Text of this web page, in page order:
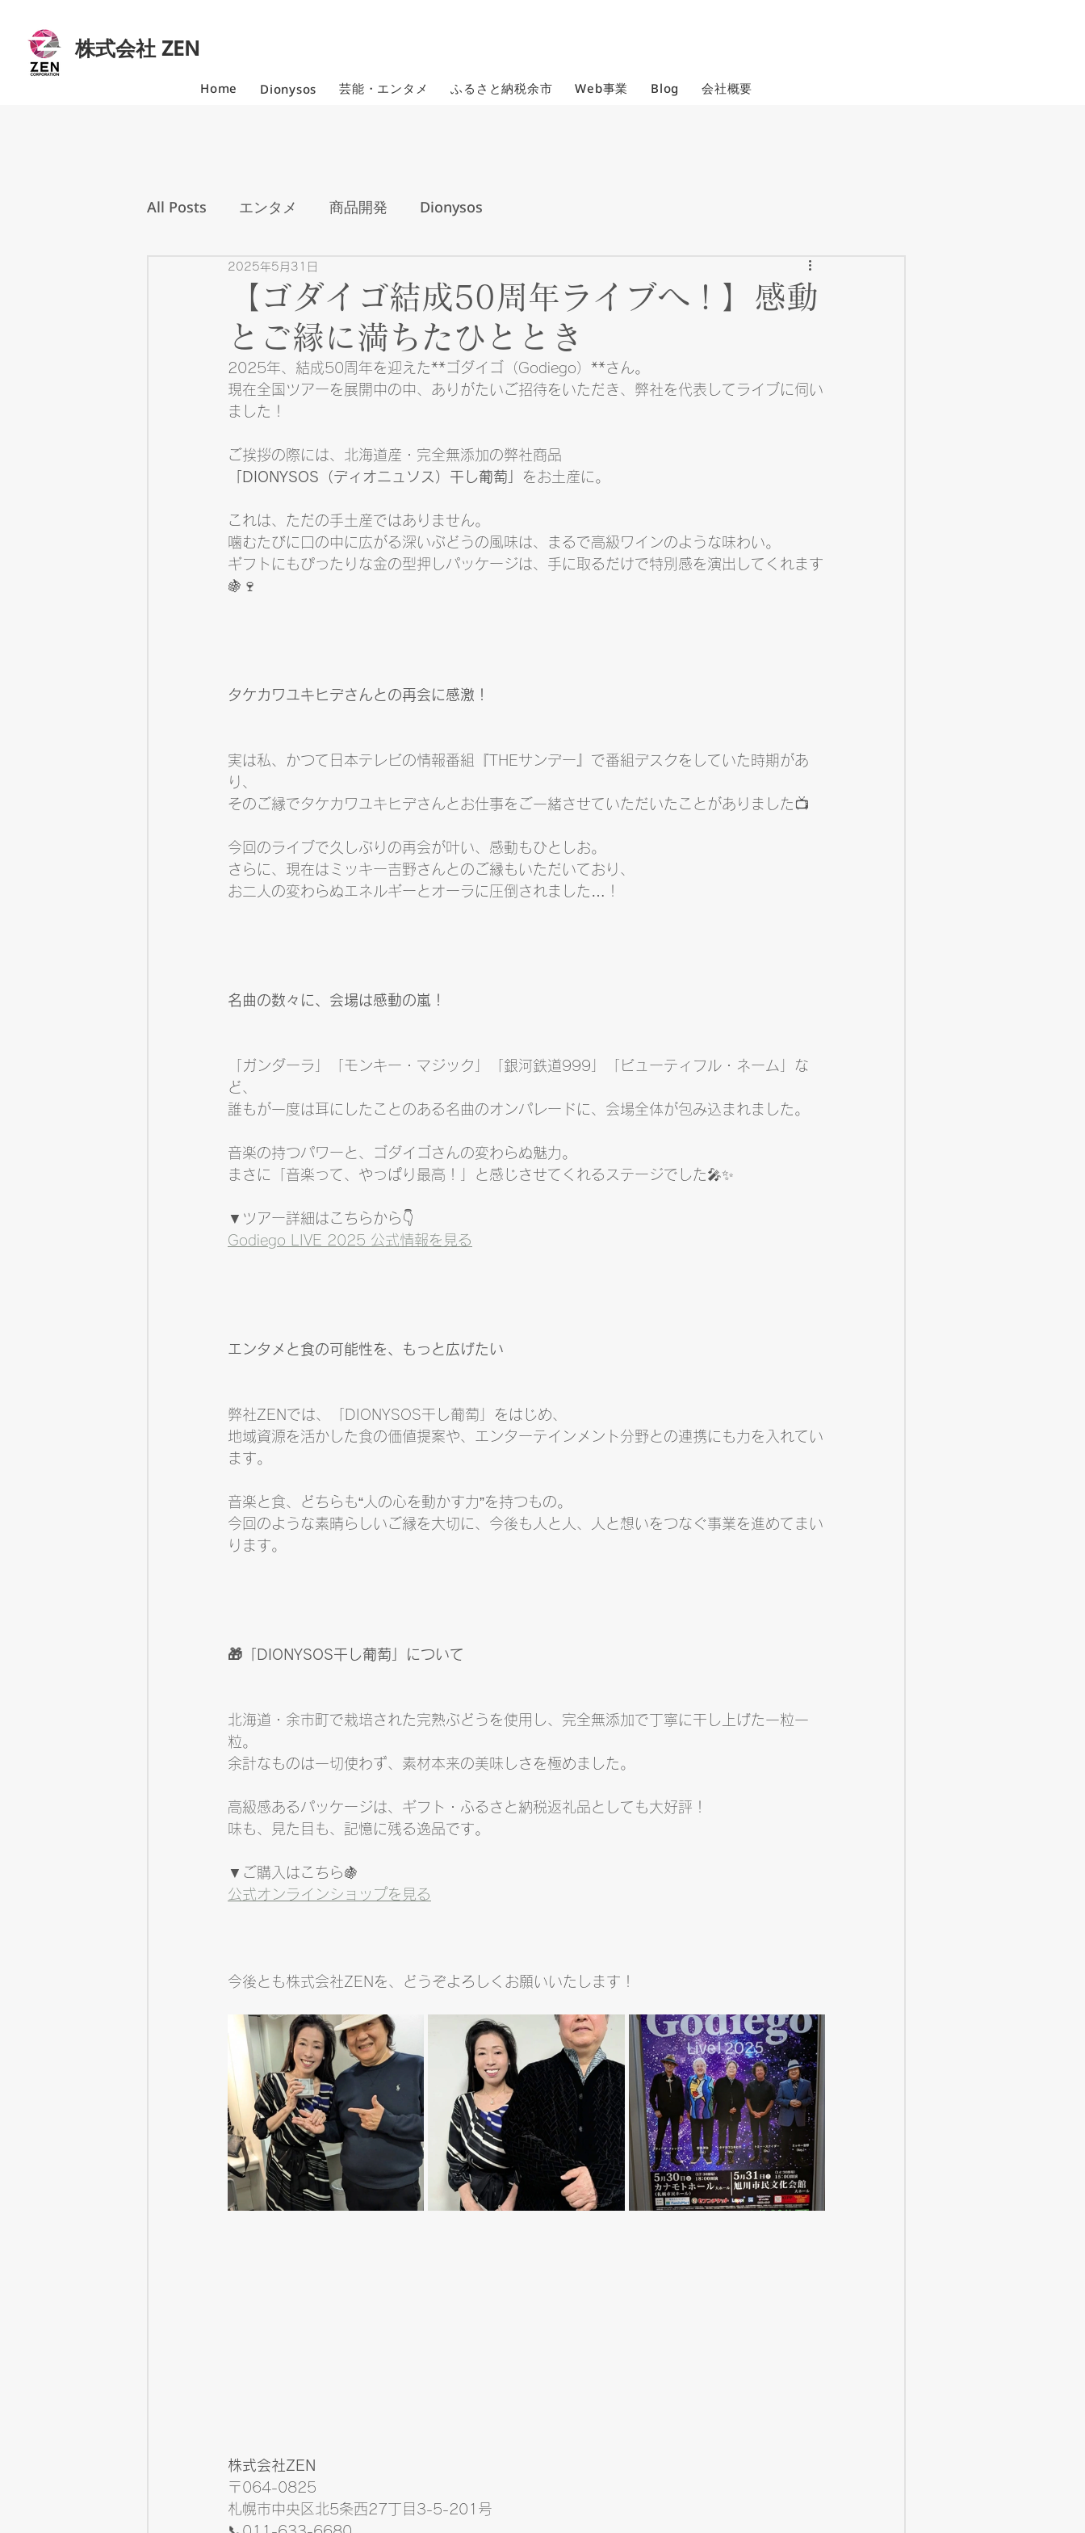
株式会社 ZEN
Home Dionysos 芸能・エンタメ ふるさと納税余市 Web事業 Blog 会社概要
All Posts エンタメ 商品開発 Dionysos
【ゴダイゴ結成50周年ライブへ！】感動
とご縁に満ちたひととき
2025年5月31日
2025年、結成50周年を迎えた**ゴダイゴ（Godiego）**さん。
現在全国ツアーを展開中の中、ありがたいご招待をいただき、弊社を代表してライブに伺い
ました！
ご挨拶の際には、北海道産・完全無添加の弊社商品
「DIONYSOS（ディオニュソス）干し葡萄」
をお土産に。
これは、ただの手土産ではありません。
噛むたびに口の中に広がる深いぶどうの風味は、まるで高級ワインのような味わい。
ギフトにもぴったりな金の型押しパッケージは、手に取るだけで特別感を演出してくれます
🍇🍷
タケカワユキヒデさんとの再会に感激！
実は私、かつて日本テレビの情報番組『THEサンデー』で番組デスクをしていた時期があ
り、
そのご縁でタケカワユキヒデさんとお仕事をご一緒させていただいたことがありました📺
今回のライブで久しぶりの再会が叶い、感動もひとしお。
さらに、現在はミッキー吉野さんとのご縁もいただいており、
お二人の変わらぬエネルギーとオーラに圧倒されました…！
名曲の数々に、会場は感動の嵐！
「ガンダーラ」「モンキー・マジック」「銀河鉄道999」「ビューティフル・ネーム」な
ど、
誰もが一度は耳にしたことのある名曲のオンパレードに、会場全体が包み込まれました。
音楽の持つパワーと、ゴダイゴさんの変わらぬ魅力。
まさに「音楽って、やっぱり最高！」と感じさせてくれるステージでした🎤✨
▼ツアー詳細はこちらから👇
Godiego LIVE 2025 公式情報を見る
エンタメと食の可能性を、もっと広げたい
弊社ZENでは、「DIONYSOS干し葡萄」をはじめ、
地域資源を活かした食の価値提案や、エンターテインメント分野との連携にも力を入れてい
ます。
音楽と食、どちらも“人の心を動かす力”を持つもの。
今回のような素晴らしいご縁を大切に、今後も人と人、人と想いをつなぐ事業を進めてまい
ります。
🎁「DIONYSOS干し葡萄」について
北海道・余市町で栽培された完熟ぶどうを使用し、完全無添加で丁寧に干し上げた一粒一
粒。
余計なものは一切使わず、素材本来の美味しさを極めました。
高級感あるパッケージは、ギフト・ふるさと納税返礼品としても大好評！
味も、見た目も、記憶に残る逸品です。
▼ご購入はこちら🍇
公式オンラインショップを見る
今後とも株式会社ZENを、どうぞよろしくお願いいたします！
株式会社ZEN
〒064-0825
札幌市中央区北5条西27丁目3-5-201号